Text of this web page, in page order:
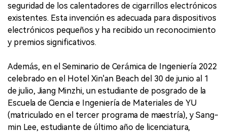
seguridad de los calentadores de cigarrillos electrónicos
existentes. Esta invención es adecuada para dispositivos
electrónicos pequeños y ha recibido un reconocimiento
y premios significativos.
Además, en el Seminario de Cerámica de Ingeniería 2022
celebrado en el Hotel Xin'an Beach del 30 de junio al 1
de julio, Jiang Minzhi, un estudiante de posgrado de la
Escuela de Ciencia e Ingeniería de Materiales de YU
(matriculado en el tercer programa de maestría), y Sang-
min Lee, estudiante de último año de licenciatura,